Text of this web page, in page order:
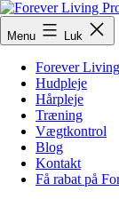
Fortsæt
til
indhold
Menu Luk
Forever
Hudpleje
Hårpleje
Træning
Vægtkontrol
Blog
Kontakt
Få rabat på